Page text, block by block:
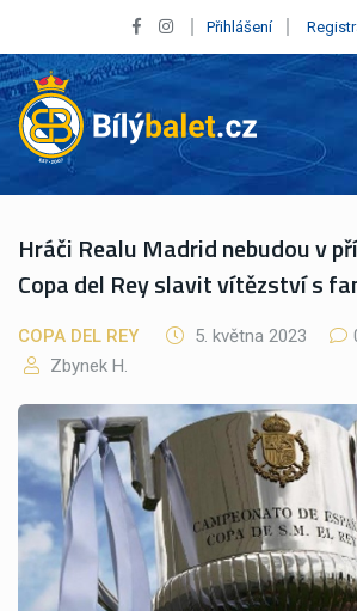
Přihlášení
Hráči Realu Madrid nebudou v
Copa del Rey slavit vítězství s
COPA DEL REY 5. května 2023
Zbynek H.